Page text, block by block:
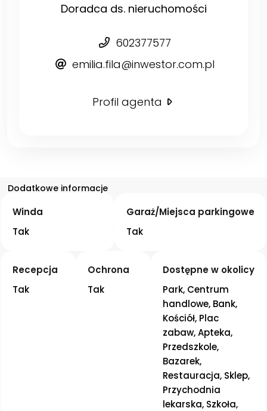
Doradca ds. nieruchomości
602377577
emilia.fila@inwestor.com.pl
Profil agenta
Dodatkowe informacje
Winda
Tak
Garaż/Miejsca parkingowe
Tak
Recepcja
Tak
Ochrona
Tak
Dostępne w okolicy
Park, Centrum
handlowe, Bank,
Kościół, Plac
zabaw, Apteka,
Przedszkole,
Bazarek,
Restauracja, Sklep,
Przychodnia
lekarska, Szkoła,